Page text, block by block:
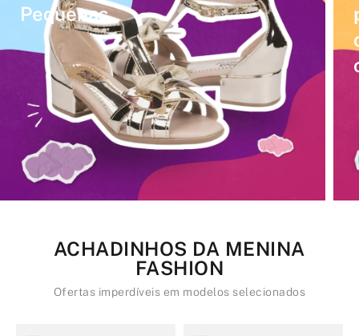
Pequenas
ACHADINHOS DA MENINA
FASHION
Ofertas imperdíveis em modelos selecionados